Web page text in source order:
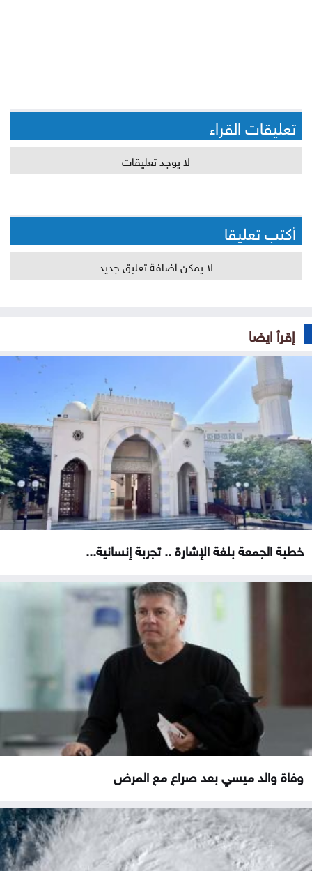
تعليقات القراء
لا يوجد تعليقات
أكتب تعليقا
لا يمكن اضافة تعليق جديد
إقرأ ايضا
خطبة الجمعة بلغة الإشارة .. تجربة إنسانية...
وفاة والد ميسي بعد صراع مع المرض